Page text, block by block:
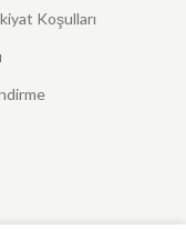
Koşulları